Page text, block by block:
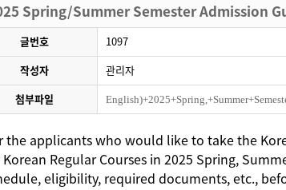
Spring/Summer Semester Admission
글번호 1097
작성자
관리자
첨부파일
the applicants who would like to take the
Regular Courses in 2025 Spring,
eligibility, required documents, etc.,